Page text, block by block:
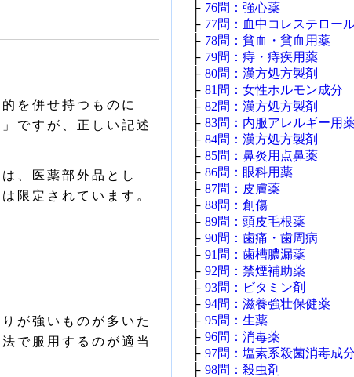
を併せ持つものに
ですが、正しい記述
、医薬部外品とし
限定されています。
が強いものが多いた
で服用するのが適当
├ 76問：強心薬
├ 77問：血中コレステロー
├ 78問：貧血・貧血用薬
├ 79問：痔・痔疾用薬
├ 80問：漢方処方製剤
├ 81問：女性ホルモン成分
├ 82問：漢方処方製剤
├ 83問：内服アレルギー用
├ 84問：漢方処方製剤
├ 85問：鼻炎用点鼻薬
├ 86問：眼科用薬
├ 87問：皮膚薬
├ 88問：創傷
├ 89問：頭皮毛根薬
├ 90問：歯痛・歯周病
├ 91問：歯槽膿漏薬
├ 92問：禁煙補助薬
├ 93問：ビタミン剤
├ 94問：滋養強壮保健薬
├ 95問：生薬
├ 96問：消毒薬
├ 97問：塩素系殺菌消毒成分
├ 98問：殺虫剤